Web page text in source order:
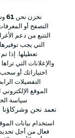
شروط
الوظائف
تواصل معنا
نخزن نحن 61
التصفح أو
التتبع من دعم
التي يجب
تعطيلها. إذا
والإعلانات التي
اختياراتك أو
التفضيلات
الموقع
سياسة
نعمد نحن وشركاؤنا
استخدام بيانات
فعال من أجل تحديد